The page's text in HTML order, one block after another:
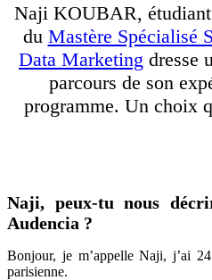
Naji KOUBAR,
du Mastère Spécialisé
Data Marketing dresse
parcours de son
programme. Un choix
Naji, peux-tu nous
Audencia ?
Bonjour, je m’appelle Naji, j’ai
parisienne.